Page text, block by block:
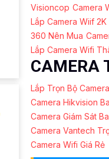
Visioncop Camera
Lắp Camera Wiif 2K
360 Nên Mua
Lắp Camera Wifi
CAMERA
Lắp Trọn Bộ
Camera Hikvision
Camera Giám Sát
Camera Vantech
Camera Wifi Giá Rẻ